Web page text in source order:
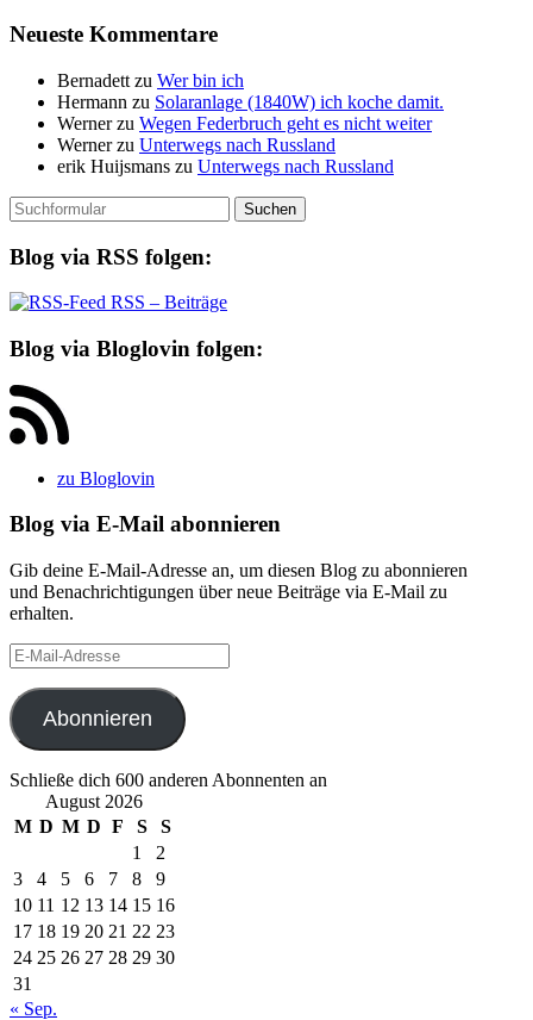
Neueste Kommentare
Bernadett zu Wer bin ich
Hermann zu Solaranlage (1840W) ich koche damit.
Wernerzu Wegen Federbruch geht es nicht weiter
Wernerzu Unterwegs nach Russland
erik Huijsmans zu Unterwegs nach Russland
Suchen
nach:
Blog via RSS folgen:
RSS – Beiträge
Blog via Bloglovin folgen:
zu Bloglovin
Blog via E-Mail abonnieren
Gib deine E-Mail-Adresse an, um diesen Blog zu abonnieren
und Benachrichtigungen über neue Beiträge via E-Mail zu
erhalten.
E-
Mail-
Adresse
Abonnieren
Schließe dich 600 anderen Abonnenten an
August 2026
M D M D F S
S
1
2
3
4 5 6 7 8
9
10 11 12 13 14 15 16
17 18 19 20 21 22 23
24 25 26 27 28 29 30
31
« Sep.